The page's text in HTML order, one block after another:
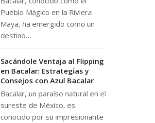
Pueblo Mágico en la Riviera
Maya, ha emergido como un
destino…
Sacándole Ventaja al Flipping
en Bacalar: Estrategias y
Consejos con Azul Bacalar
Bacalar, un paraíso natural en el
sureste de México, es
conocido por su impresionante